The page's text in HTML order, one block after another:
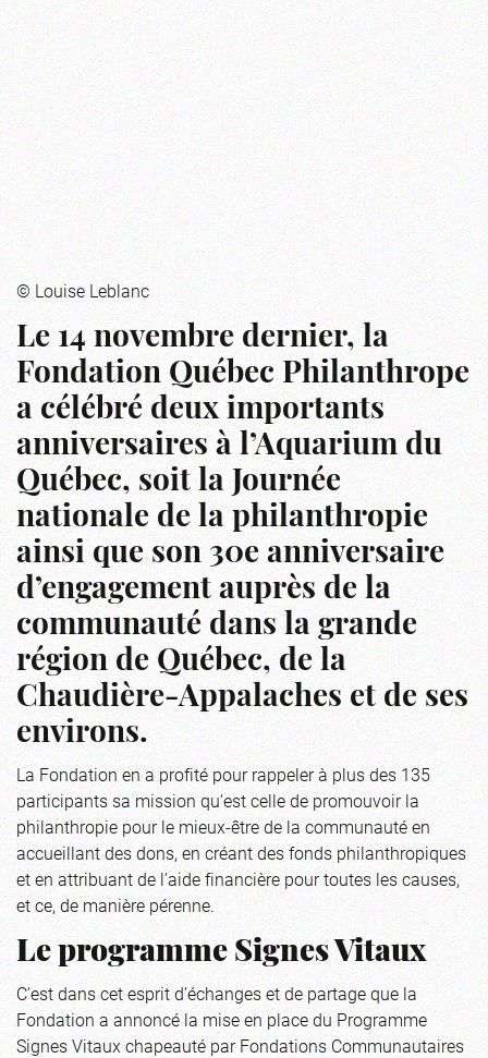
© Louise Leblanc
Le 14 novembre dernier, la
Fondation Québec Philanthrope
a célébré deux importants
anniversaires à l’Aquarium du
Québec, soit la Journée
nationale de la philanthropie
ainsi que son 30e anniversaire
d’engagement auprès de la
communauté dans la grande
région de Québec, de la
Chaudière-Appalaches et de ses
environs.
La Fondation en a profité pour rappeler à plus des 135
participants sa mission qu’est celle de promouvoir la
philanthropie pour le mieux-être de la communauté en
accueillant des dons, en créant des fonds philanthropiques
et en attribuant de l’aide financière pour toutes les causes,
et ce, de manière pérenne.
Le programme Signes Vitaux
C’est dans cet esprit d’échanges et de partage que la
Fondation a annoncé la mise en place du Programme
Signes Vitaux chapeauté par Fondations Communautaires